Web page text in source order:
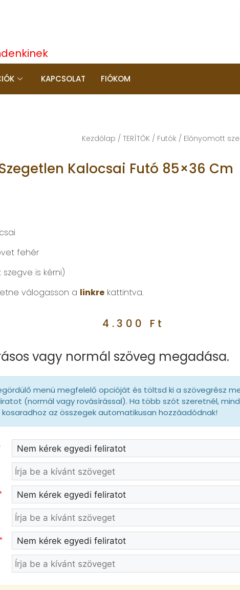
KAPCSOLAT FIÓKOM
Kezdőlap / TERÍTŐK / Futók / Előnyomott
Kalocsai Futó 85×36 Cm
fehér
is kérni)
válogasson a linkre kattintva.
4.300 Ft
vagy normál szöveg megadása.
menü megfelelő opcióját és töltsd ki a szövegrész
(normál vagy rovásírással). Ha több szót szeretnél,
az összegek automatikusan hozzáadódnak!
*